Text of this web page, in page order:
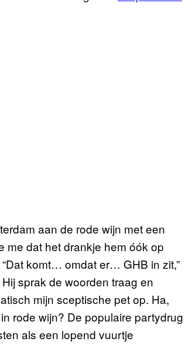
aan de rode wijn met een
me dat het drankje hem óók op
komt… omdat er… GHB in zit,”
sprak de woorden traag en
mijn sceptische pet op. Ha,
rode wijn? De populaire partydrug
als een lopend vuurtje